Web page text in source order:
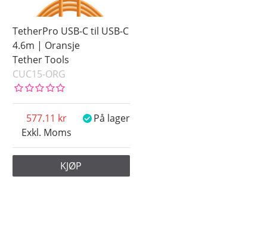
TetherPro USB-C til USB-C
4.6m | Oransje
Tether Tools
CUC15-ORG
Exkl. Moms
577.11 På lager
KJØP